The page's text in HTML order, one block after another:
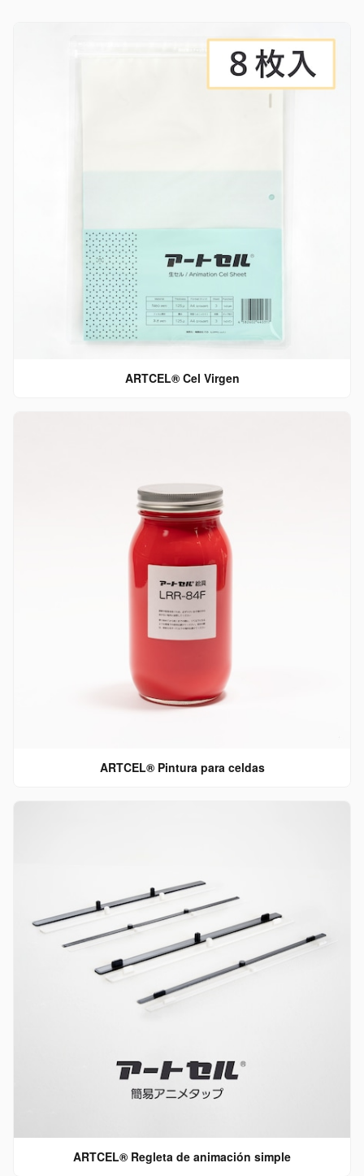
ARTCEL® Cel Virgen
ARTCEL® Pintura para celdas
ARTCEL® Regleta de animación simple